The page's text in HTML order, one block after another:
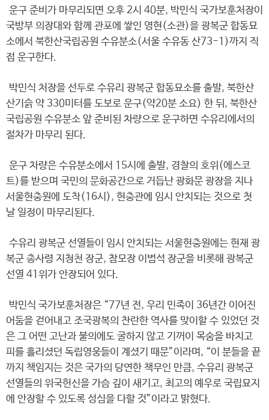
운구 준비가 마무리되면 오후 2시 40분, 박민식 국가보훈처장이
국방부 의장대와 함께 관포에 쌓인 영현(소관)을 광복군 합동묘
소에서 북한산국립공원 수유분소(서울 수유동 산73-1)까지 직
접 운구한다.
박민식 처장을 선두로 수유리 광복군 합동묘소를 출발, 북한산
산기슭 약 330미터를 도보로 운구(약20분 소요) 한 뒤, 북한산
국립공원 수유분소 앞 준비된 차량으로 운구하면 수유리에서의
절차가 마무리 된다.
운구 차량은 수유분소에서 15시에 출발, 경찰의 호위(에스코
트)를 받으며 국민의 문화공간으로 거듭난 광화문 광장을 지나
서울현충원에 도착(16시), 현충관에 임시 안치되는 것으로 첫
날 일정이 마무리된다.
수유리 광복군 선열들이 임시 안치되는 서울현충원에는 현재 광
복군 총사령 지청천 장군, 참모장 이범석 장군을 비롯해 광복군
선열 41위가 안장되어 있다.
박민식 국가보훈처장은 “77년 전, 우리 민족이 36년간 이어진
어둠을 걷어내고 조국광복의 찬란한 역사를 맞이할 수 있었던 것
은 그 어떤 고난과 불의에도 굴하지 않고 기꺼이 목숨을 바치고
피를 흘리셨던 독립영웅들이 계셨기 때문”이라며, “이 분들을 끝
까지 책임지는 것은 국가의 당연한 책무인 만큼, 수유리 광복군
선열들의 위국헌신을 가슴 깊이 새기고, 최고의 예우로 국립묘지
에 안장할 수 있도록 성심을 다할 것”이라고 밝혔다.